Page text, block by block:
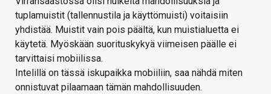
tuplamuistit (tallennustila ja käyttömuisti) voitaisiin
yhdistää. Muistit vain pois päältä, kun muistialuetta ei
käytetä. Myöskään suorituskykyä viimeisen päälle ei
tarvittaisi mobiilissa.
Intelillä on tässä iskupaikka mobiiliin, saa nähdä miten
onnistuvat pilaamaan tämän mahdollisuuden.